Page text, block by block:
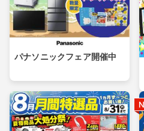
パナソニックフェア開催中